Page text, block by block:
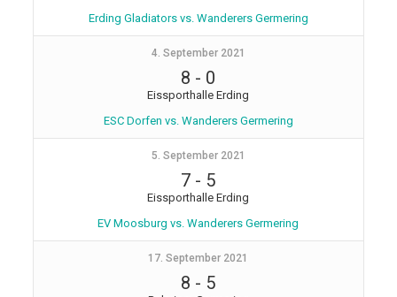
Erding Gladiators vs. Wanderers Germering
4. September 2021
8 - 0
Eissporthalle Erding
ESC Dorfen vs. Wanderers Germering
5. September 2021
7 - 5
Eissporthalle Erding
EV Moosburg vs. Wanderers Germering
17. September 2021
8 - 5